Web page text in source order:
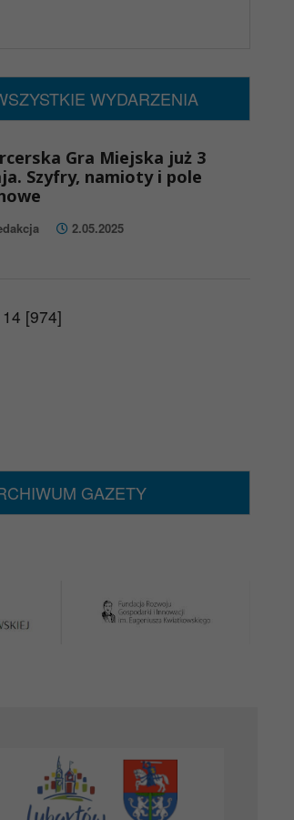
WYDARZENIA
Gra Miejska już 3
Szyfry, namioty i pole
2.05.2025
[974]
GAZETY